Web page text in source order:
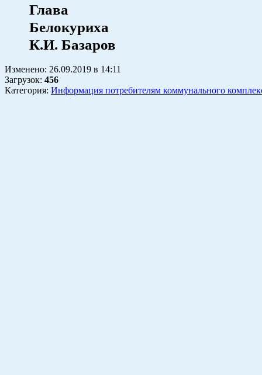
Глава
К.И. Базаров
Изменено: 26.09.2019 в 14:11
Загрузок: 456
Категория: Информация потребителям коммунального